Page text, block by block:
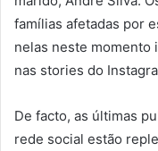
famílias afetadas por
nelas neste momento
nas stories do
De facto, as últimas
rede social estão